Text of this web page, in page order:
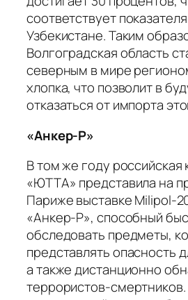
соответствует
Узбекистане. Таким
Волгоградская область
северным в мире
хлопка, что позволит в
отказаться от импорта
«Анкер-Р»
В том же году российская
«ЮТТА» представила на
Париже выставке Milipol-
«Анкер-Р», способный
обследовать предметы,
представлять опасность
а также дистанционно
террористов-